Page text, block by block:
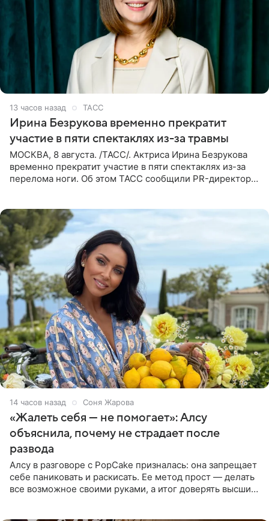
13 часов назад ТАСС
Ирина Безрукова временно прекратит
участие в пяти спектаклях из-за травмы
МОСКВА, 8 августа. /ТАСС/. Актриса Ирина Безрукова
временно прекратит участие в пяти спектаклях из-за
перелома ноги. Об этом ТАСС сообщили PR-директор
14 часов назад Соня Жарова
«Жалеть себя — не помогает»: Алсу
объяснила, почему не страдает после
развода
Алсу в разговоре с PopCake призналась: она запрещает
себе паниковать и раскисать. Ее метод прост — делать
все возможное своими руками, а итог доверять высшим